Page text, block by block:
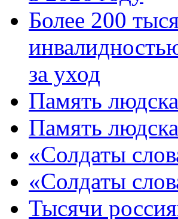
Более 200
за уход
Память
Память
«Солдаты
«Солдаты
Тысячи